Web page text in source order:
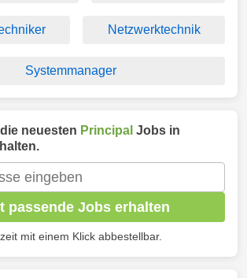
Netzwerktechnik
Systemmanager
neuesten Principal Jobs in
passende Jobs erhalten
mit einem Klick abbestellbar.